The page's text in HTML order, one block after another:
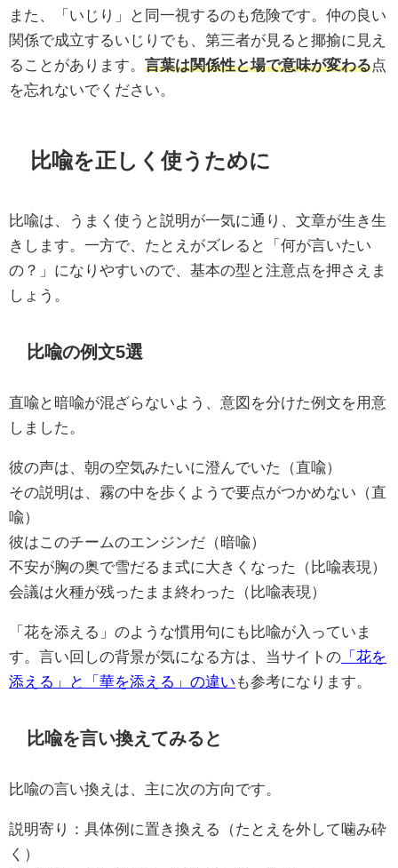
また、「いじり」と同一視するのも危険です。仲の良い
関係で成立するいじりでも、第三者が見ると揶揄に見え
ることがあります。 言葉は関係性と場で意味が変わる点
を忘れないでください。
比喩を正しく使うために
比喩は、うまく使うと説明が一気に通り、文章が生き生
きします。一方で、たとえがズレると「何が言いたい
の？」になりやすいので、基本の型と注意点を押さえま
しょう。
比喩の例文5選
直喩と暗喩が混ざらないよう、意図を分けた例文を用意
しました。
彼の声は、朝の空気みたいに澄んでいた（直喩）
その説明は、霧の中を歩くようで要点がつかめない（直
喩）
彼はこのチームのエンジンだ（暗喩）
不安が胸の奥で雪だるま式に大きくなった（比喩表現）
会議は火種が残ったまま終わった（比喩表現）
「花を添える」のような慣用句にも比喩が入っていま
す。言い回しの背景が気になる方は、当サイトの 「花を
添える」と「華を添える」の違い も参考になります。
比喩を言い換えてみると
比喩の言い換えは、主に次の方向です。
説明寄り：具体例に置き換える（たとえを外して噛み砕
く）